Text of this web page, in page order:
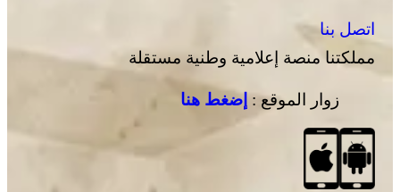
اتصل بنا
مملكتنا منصة إعلامية وطنية مستقلة
زوار الموقع : إضغط هنا